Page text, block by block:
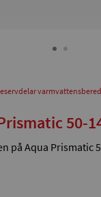
50-
på Aqua Prismatic